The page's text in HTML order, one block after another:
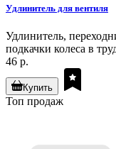
Удлинитель для вентиля
Удлинитель,
подкачки колеса в
46 р.
Купить
Топ продаж